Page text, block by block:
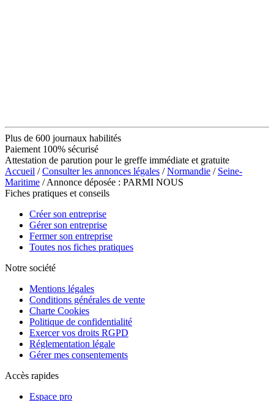
Plus de 600 journaux habilités
Paiement 100% sécurisé
Attestation de parution pour le greffe immédiate et gratuite
Accueil /Consulter les annonces légales /Normandie / Seine-
Maritime / Annonce déposée : PARMI NOUS
Fiches pratiques et conseils
Créer son entreprise
Gérer son entreprise
Fermer son entreprise
Toutes nos fiches pratiques
Notre société
Mentions légales
Conditions générales de vente
Charte Cookies
Politique de confidentialité
Exercer vos droits RGPD
Réglementation légale
Gérer mes consentements
Accès rapides
Espace pro